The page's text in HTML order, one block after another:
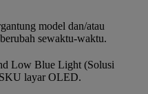
model dan/atau
sewaktu-waktu.
Low Blue Light (Solusi
layar OLED.